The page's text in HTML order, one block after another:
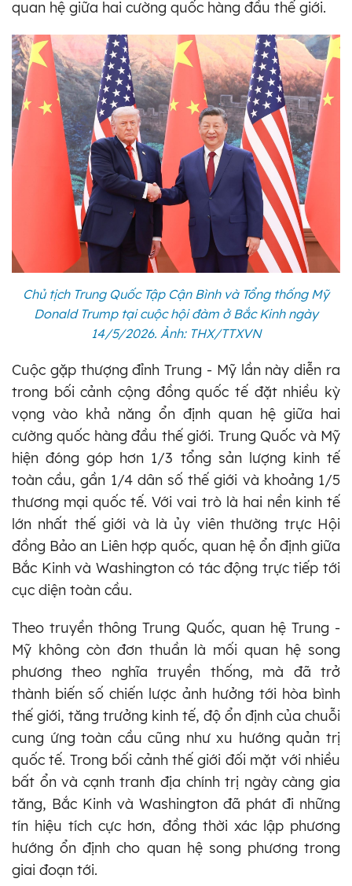
quan hệ giữa hai cường quốc hàng đầu thế giới.
Chủ tịch Trung Quốc Tập Cận Bình và Tổng thống Mỹ
Donald Trump tại cuộc hội đàm ở Bắc Kinh ngày
14/5/2026. Ảnh: THX/TTXVN
Cuộc gặp thượng đỉnh Trung - Mỹ lần này diễn ra
trong bối cảnh cộng đồng quốc tế đặt nhiều kỳ
vọng vào khả năng ổn định quan hệ giữa hai
cường quốc hàng đầu thế giới. Trung Quốc và Mỹ
hiện đóng góp hơn 1/3 tổng sản lượng kinh tế
toàn cầu, gần 1/4 dân số thế giới và khoảng 1/5
thương mại quốc tế. Với vai trò là hai nền kinh tế
lớn nhất thế giới và là ủy viên thường trực Hội
đồng Bảo an Liên hợp quốc, quan hệ ổn định giữa
Bắc Kinh và Washington có tác động trực tiếp tới
cục diện toàn cầu.
Theo truyền thông Trung Quốc, quan hệ Trung -
Mỹ không còn đơn thuần là mối quan hệ song
phương theo nghĩa truyền thống, mà đã trở
thành biến số chiến lược ảnh hưởng tới hòa bình
thế giới, tăng trưởng kinh tế, độ ổn định của chuỗi
cung ứng toàn cầu cũng như xu hướng quản trị
quốc tế. Trong bối cảnh thế giới đối mặt với nhiều
bất ổn và cạnh tranh địa chính trị ngày càng gia
tăng, Bắc Kinh và Washington đã phát đi những
tín hiệu tích cực hơn, đồng thời xác lập phương
hướng ổn định cho quan hệ song phương trong
giai đoạn tới.